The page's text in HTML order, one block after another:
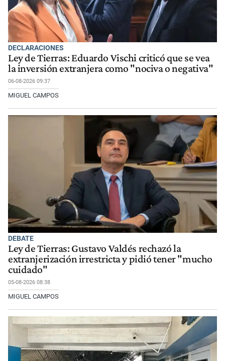
DECLARACIONES
Ley de Tierras: Eduardo Vischi criticó que se vea
la inversión extranjera como "nociva o negativa"
06-08-2026 09:37
MIGUEL CAMPOS
DEBATE
Ley de Tierras: Gustavo Valdés rechazó la
extranjerización irrestricta y pidió tener "mucho
cuidado"
05-08-2026 08:38
MIGUEL CAMPOS